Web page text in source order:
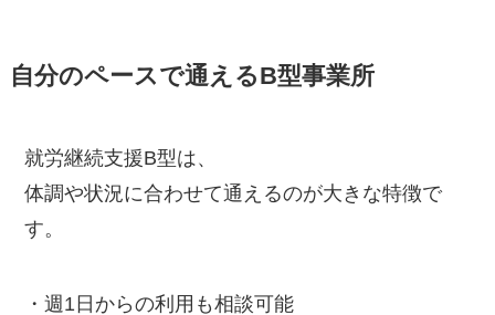
自分のペースで通えるB型事業所
就労継続支援B型は、
体調や状況に合わせて通えるのが大きな特徴で
す。
・週1日からの利用も相談可能